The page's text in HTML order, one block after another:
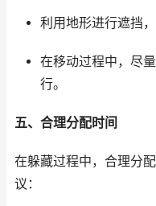
利用地形进行遮挡
在移动过程中，尽
行。
五、合理分配时间
在躲藏过程中，合理分
议：